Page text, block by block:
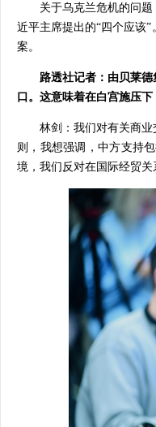
关于乌克兰危机的问
近平主席提出的“四个应该
案。
路透社记者：由贝莱
口。这意味着在白宫施压
林剑：我们对有关商
则，我想强调，中方支持
境，我们反对在国际经贸关